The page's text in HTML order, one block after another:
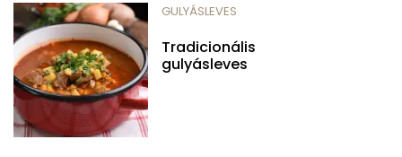
GULYÁSLEVES
Tradicionális
gulyásleves